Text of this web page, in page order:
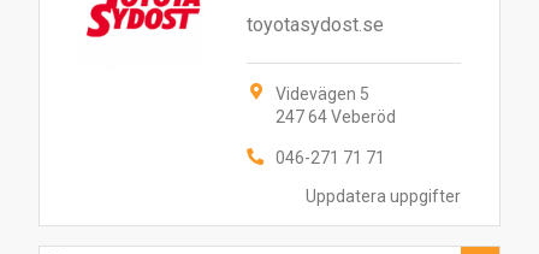
Uppdatera uppgifter
toyotasydost.se
Videvägen 5
247 64 Veberöd
046-271 71 71